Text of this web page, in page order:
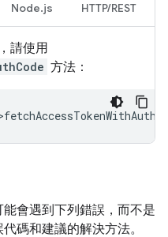
Node.js HTTP/REST
請使用
方法：
會遇到下列錯誤，而不是
碼和建議的解決方法。